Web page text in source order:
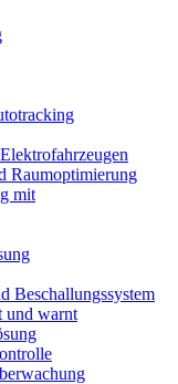
Raumoptimierung
mit
Beschallungssystem
und warnt